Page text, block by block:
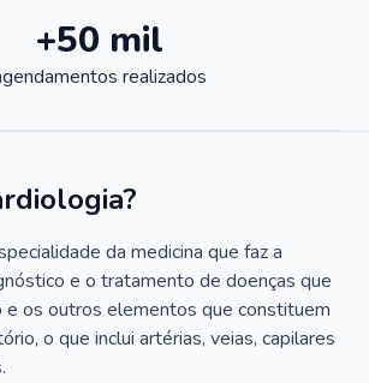
+50 mil
realizados
da medicina que faz a
e o tratamento de doenças que
e os outros elementos que constituem
o que inclui artérias, veias, capilares